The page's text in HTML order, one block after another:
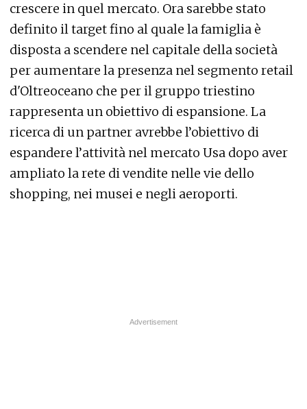
crescere in quel mercato. Ora sarebbe stato
definito il target fino al quale la famiglia è
disposta a scendere nel capitale della società
per aumentare la presenza nel segmento retail
d'Oltreoceano che per il gruppo triestino
rappresenta un obiettivo di espansione. La
ricerca di un partner avrebbe l’obiettivo di
espandere l’attività nel mercato Usa dopo aver
ampliato la rete di vendite nelle vie dello
shopping, nei musei e negli aeroporti.